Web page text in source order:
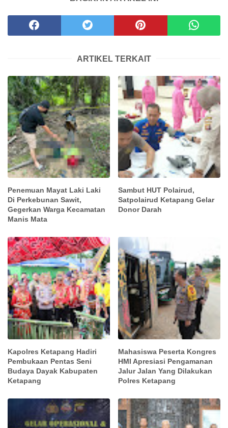
ARTIKEL TERKAIT
Penemuan Mayat Laki Laki
Di Perkebunan Sawit,
Gegerkan Warga Kecamatan
Manis Mata
Sambut HUT Polairud,
Satpolairud Ketapang Gelar
Donor Darah
Kapolres Ketapang Hadiri
Pembukaan Pentas Seni
Budaya Dayak Kabupaten
Ketapang
Mahasiswa Peserta Kongres
HMI Apresiasi Pengamanan
Jalur Jalan Yang Dilakukan
Polres Ketapang